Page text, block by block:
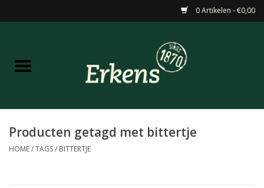
0 Artikelen - €0,00
Home
Producten getagd met bittertje
HOME/TAGS/ BITTERTJE